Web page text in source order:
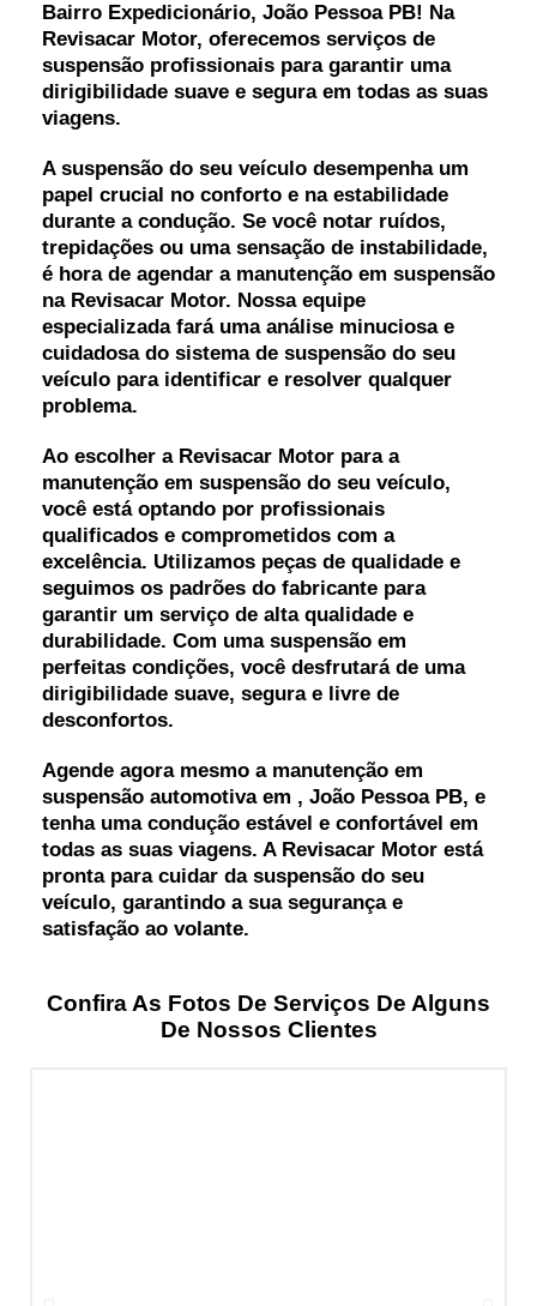
Bairro Expedicionário, João Pessoa PB! Na
Revisacar Motor, oferecemos serviços de
suspensão profissionais para garantir uma
dirigibilidade suave e segura em todas as suas
viagens.
A suspensão do seu veículo desempenha um
papel crucial no conforto e na estabilidade
durante a condução. Se você notar ruídos,
trepidações ou uma sensação de instabilidade,
é hora de agendar a manutenção em suspensão
na Revisacar Motor. Nossa equipe
especializada fará uma análise minuciosa e
cuidadosa do sistema de suspensão do seu
veículo para identificar e resolver qualquer
problema.
Ao escolher a Revisacar Motor para a
manutenção em suspensão do seu veículo,
você está optando por profissionais
qualificados e comprometidos com a
excelência. Utilizamos peças de qualidade e
seguimos os padrões do fabricante para
garantir um serviço de alta qualidade e
durabilidade. Com uma suspensão em
perfeitas condições, você desfrutará de uma
dirigibilidade suave, segura e livre de
desconfortos.
Agende agora mesmo a manutenção em
suspensão automotiva em , João Pessoa PB, e
tenha uma condução estável e confortável em
todas as suas viagens. A Revisacar Motor está
pronta para cuidar da suspensão do seu
veículo, garantindo a sua segurança e
satisfação ao volante.
Confira As Fotos De Serviços De Alguns
De Nossos Clientes